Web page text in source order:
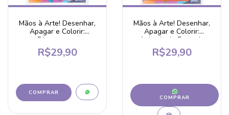
Mãos à Arte! Desenhar,
Apagar e Colorir:
Dinossauros
R$29,90
Mãos à Arte! Desenhar,
Apagar e Colorir:
Animais da Fazenda
R$29,90
COMPRAR